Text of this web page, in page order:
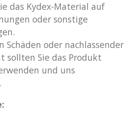
das Kydex-Material auf
oder sonstige
Schäden oder nachlassender
sollten Sie das Produkt
und uns